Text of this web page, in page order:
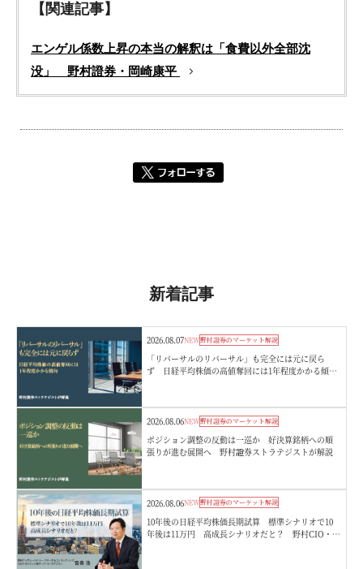
【関連記事】
エンゲル係数上昇の本当の解釈は「食費以外全部沈
没」 野村證券・岡崎康平
新着記事
2026.08.07NEW野村證券のマーケット解説
「リバーサルのリバーサル」も完全には元に戻ら
ず 日経平均株価の高値奪回には1年程度かかる傾
2026.08.06NEW野村證券のマーケット解説
ポジション調整の反動は一巡か 好決算銘柄への順
張りが進む展開へ 野村證券ストラテジストが解説
2026.08.06NEW野村證券のマーケット解説
10年後の日経平均株価長期試算 標準シナリオで10
年後は11万円 高成長シナリオだと？ 野村CIO・宮